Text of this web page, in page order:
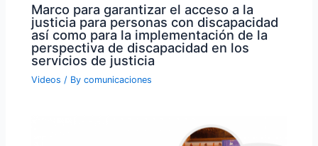
Marco para garantizar el acceso a la
justicia para personas con discapacidad
así como para la implementación de la
perspectiva de discapacidad en los
servicios de justicia
Videos / Bycomunicaciones